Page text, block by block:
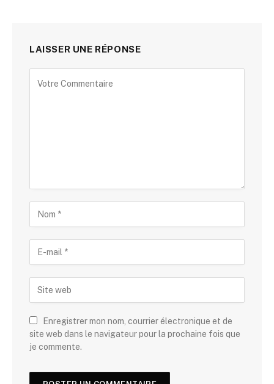
LAISSER UNE RÉPONSE
Enregistrer mon nom, courrier électronique et de
site web dans le navigateur pour la prochaine fois que
je commente.